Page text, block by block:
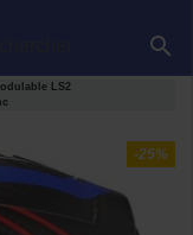

LS2
-25%